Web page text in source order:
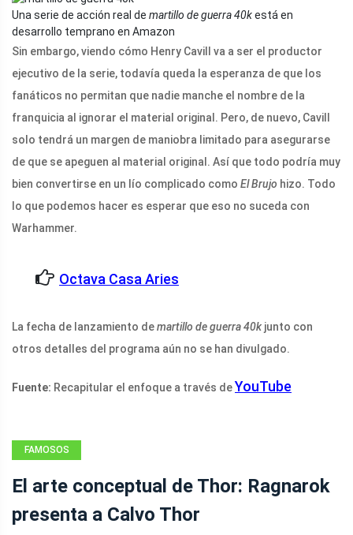
Una serie de acción real de martillo de guerra 40kestá en
desarrollo temprano en Amazon
Sin embargo, viendo cómo Henry Cavill va a ser el productor
ejecutivo de la serie, todavía queda la esperanza de que los
fanáticos no permitan que nadie manche el nombre de la
franquicia al ignorar el material original. Pero, de nuevo, Cavill
solo tendrá un margen de maniobra limitado para asegurarse
de que se apeguen al material original. Así que todo podría muy
bien convertirse en un lío complicado como El Brujo hizo. Todo
lo que podemos hacer es esperar que eso no suceda con
Warhammer.
Octava Casa Aries
La fecha de lanzamiento demartillo de guerra 40k junto con
otros detalles del programa aún no se han divulgado.
Fuente: Recapitular el enfoque a través deYouTube
FAMOSOS
El arte conceptual de Thor: Ragnarok
presenta a Calvo Thor